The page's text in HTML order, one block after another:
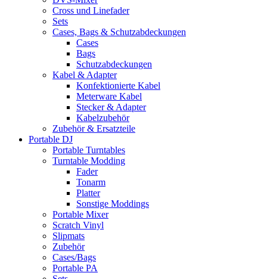
Cross und Linefader
Sets
Cases, Bags & Schutzabdeckungen
Cases
Bags
Schutzabdeckungen
Kabel & Adapter
Konfektionierte Kabel
Meterware Kabel
Stecker & Adapter
Kabelzubehör
Zubehör & Ersatzteile
Portable DJ
Portable Turntables
Turntable Modding
Fader
Tonarm
Platter
Sonstige Moddings
Portable Mixer
Scratch Vinyl
Slipmats
Zubehör
Cases/Bags
Portable PA